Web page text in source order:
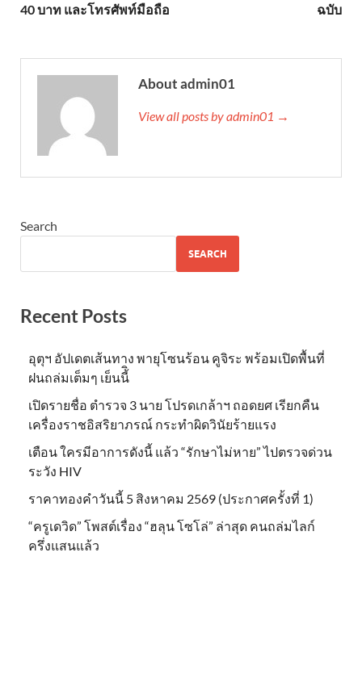
40 บาท และโทรศัพท์มือถือ
ฉบับ
About admin01
View all posts by admin01 →
Search
SEARCH
Recent Posts
อุตุฯ อัปเดตเส้นทาง พายุโซนร้อน คูจิระ พร้อมเปิดพื้นที่
ฝนถล่มเต็มๆ เย็นนี้ิ
เปิดรายชื่อ ตำรวจ 3 นาย โปรดเกล้าฯ ถอดยศ เรียกคืน
เครื่องราชอิสริยาภรณ์ กระทำผิดวินัยร้ายแรง
เตือน ใครมีอาการดังนี้ แล้ว “รักษาไม่หาย” ไปตรวจด่วน
ระวัง HIV
ราคาทองคำวันนี้ 5 สิงหาคม 2569 (ประกาศครั้งที่ 1)
“ครูเดวิด” โพสต์เรื่อง “ฮลุน โซโล่” ล่าสุด คนถล่มไลก์
ครึ่งแสนแล้ว